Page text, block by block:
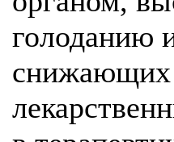
голоданию
снижающих